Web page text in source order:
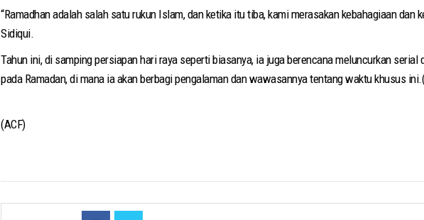
“Ramadhan adalah salah satu rukun Islam, dan ketika itu tiba, kami merasakan kebahagiaan dan
Sidiqui.
Tahun ini, di samping persiapan hari raya seperti biasanya, ia juga berencana meluncurkan serial
pada Ramadan, di mana ia akan berbagi pengalaman dan wawasannya tentang waktu khusus
(ACF)